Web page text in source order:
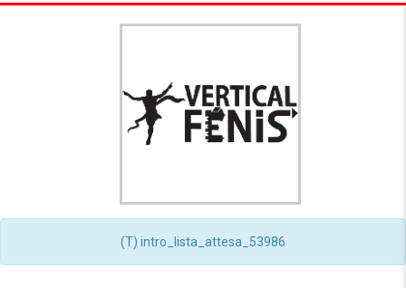
(T) intro_lista_attesa_53986